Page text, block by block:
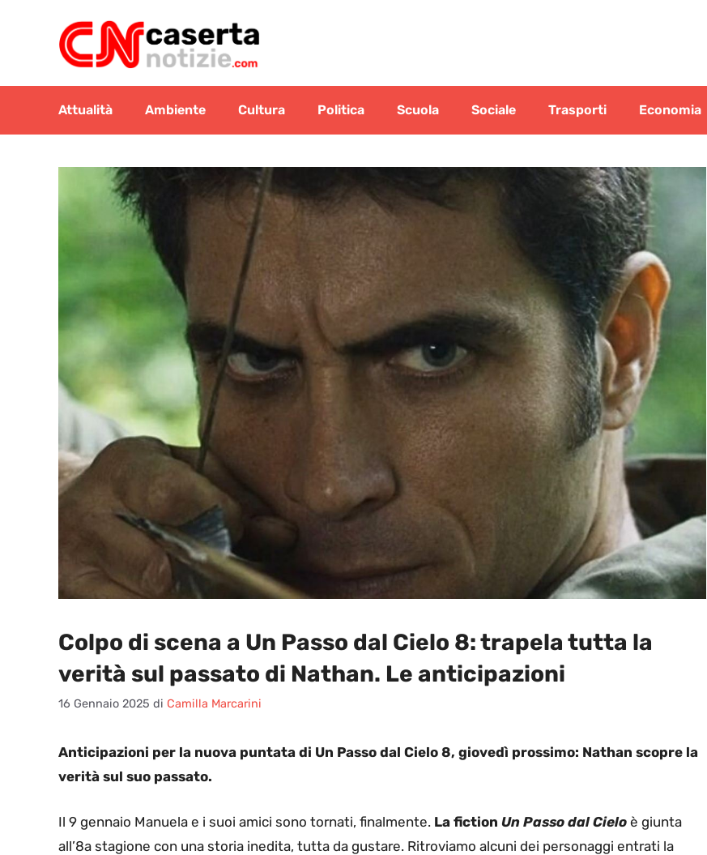
contenuto
Attualità Ambiente Cultura Politica Scuola Sociale Trasporti Economia
Colpo di scena a Un Passo dal Cielo 8: trapela tutta la
verità sul passato di Nathan. Le anticipazioni
16 Gennaio 2025 di Camilla Marcarini
Anticipazioni per la nuova puntata di Un Passo dal Cielo 8, giovedì prossimo: Nathan scopre la
verità sul suo passato.
Il 9 gennaio Manuela e i suoi amici sono tornati, finalmente. La fiction Un Passo dal Cielo è giunta
all’8a stagione con una storia inedita, tutta da gustare. Ritroviamo alcuni dei personaggi entrati la